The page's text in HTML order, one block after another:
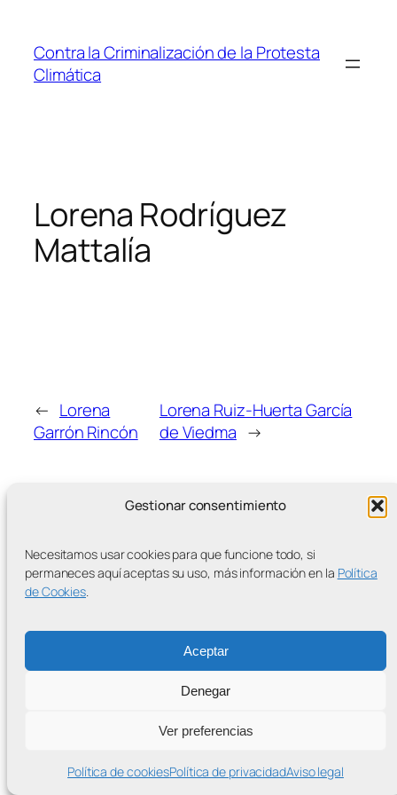
Gestionar consentimiento
Necesitamos usar cookies para que funcione todo, si
permaneces aquí aceptas su uso, más información en la Política
de Cookies.
Aceptar
Denegar
Ver preferencias
Política de cookiesPolítica de privacidadAviso legal
contenido
Contra la Criminalización de la Protesta
Climática
Lorena Rodríguez
Mattalía
← Lorena
Garrón Rincón
Lorena Ruiz-Huerta García
de Viedma →
MÁS ENTRADAS
Contra la Criminalización de la Protesta Climática
WordPress